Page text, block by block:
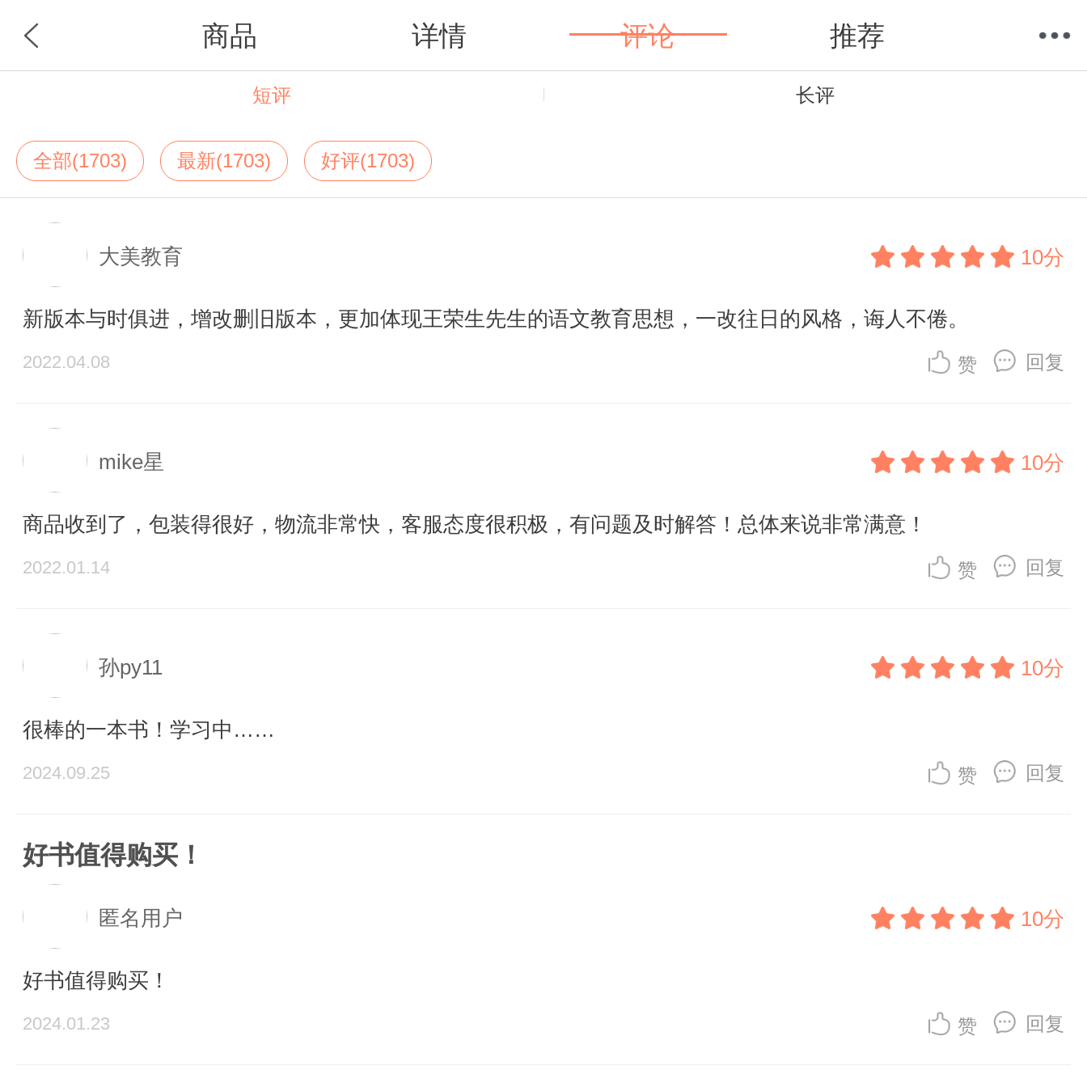
商品 详情 评论 推荐
短评 长评
全部(1703) 最新(1703) 好评(1703)
大美教育 10分
新版本与时俱进，增改删旧版本，更加体现王荣生先生的语文教育思想，一改往日的风格，诲人不倦。
2022.04.08 回复
赞
mike星 10分
商品收到了，包装得很好，物流非常快，客服态度很积极，有问题及时解答！总体来说非常满意！
2022.01.14 回复
赞
孙py11 10分
很棒的一本书！学习中……
2024.09.25 回复
赞
好书值得购买！
匿名用户 10分
好书值得购买！
2024.01.23 回复
赞